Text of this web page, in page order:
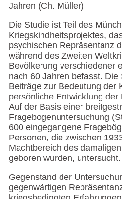
Jahren (Ch. Müller)
Die Studie ist Teil des
Kriegskindheitsprojektes,
psychischen Repräsentanz
während des Zweiten
Bevölkerung verschiedener
nach 60 Jahren befasst. Die
Beiträge zur Bedeutung der
persönliche Entwicklung der
Auf der Basis einer
Fragebogenuntersuchung
600 eingegangene
Personen, die zwischen
Machtbereich des
geboren wurden, untersucht.
Gegenstand der
gegenwärtigen